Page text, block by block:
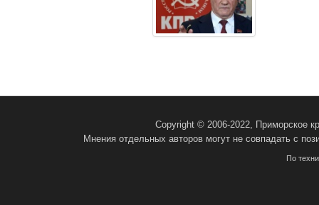
Copyright © 2006-2022, Приморское
Мнения отдельных авторов могут не совпадать с
По